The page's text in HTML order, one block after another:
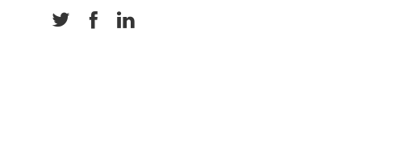
"Le
classique
Share
"Le
Share
"Le